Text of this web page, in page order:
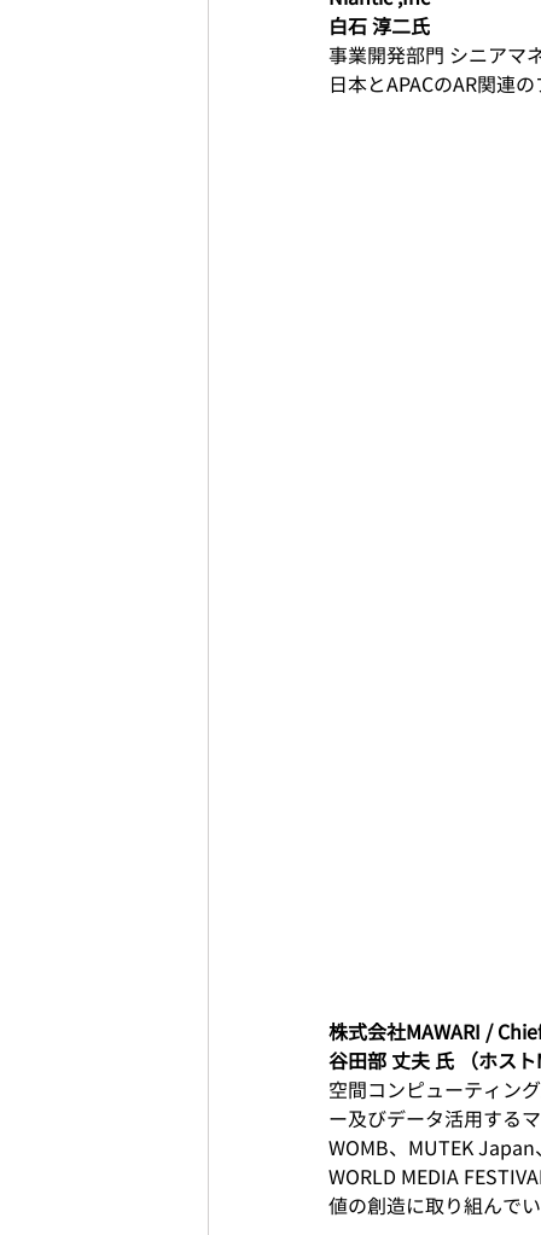
白石 淳二氏
事業開発部門 シニアマ
日本とAPACのAR関連
株式会社MAWARI /
谷田部 丈夫 氏 （ホスト
空間コンピューティン
ー及びデータ活用する
WOMB、MUTEK
WORLD MEDIA
値の創造に取り組んでい